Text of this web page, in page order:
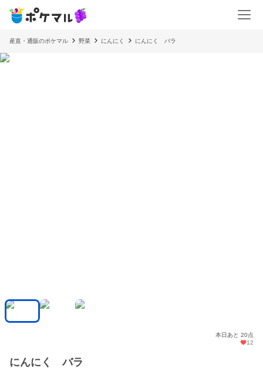
産直・通販のポケマル 野菜 にんにく にんにく バラ
本日あと 20点
12
にんにく バラ